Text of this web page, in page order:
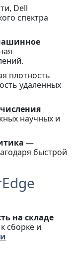
Dell
спектра
плотность
удаленных
научных и
—
быстрой
на складе
сборке и